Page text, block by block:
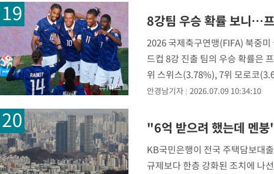
8강팀 우승 확률 보니…
2026 국제축구연맹(FIFA) 북중
드컵 8강 진출 팀의 우승 확률은
위 스위스(3.78%), 7위 모로코
안경남기자 2026.07.09 10:34:10
"6억 받으려 했는데 멘
KB국민은행이 전국 주택담보대
규제보다 한층 강화된 조치에 나